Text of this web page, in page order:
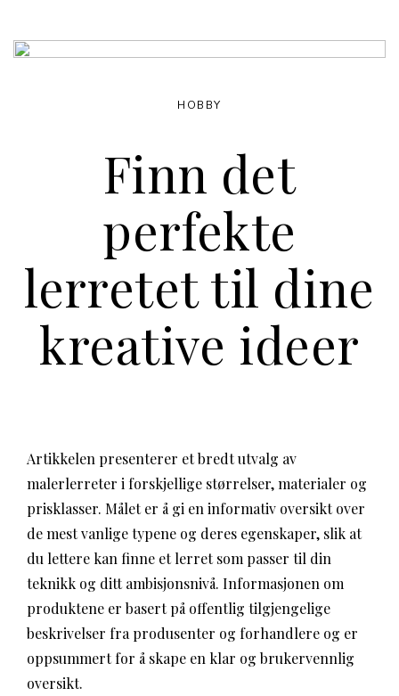
Finn det
perfekte
lerretet til dine
kreative ideer
HOBBY
Artikkelen presenterer et bredt utvalg av
malerlerreter i forskjellige størrelser, materialer og
prisklasser. Målet er å gi en informativ oversikt over
de mest vanlige typene og deres egenskaper, slik at
du lettere kan finne et lerret som passer til din
teknikk og ditt ambisjonsnivå. Informasjonen om
produktene er basert på offentlig tilgjengelige
beskrivelser fra produsenter og forhandlere og er
oppsummert for å skape en klar og brukervennlig
oversikt.